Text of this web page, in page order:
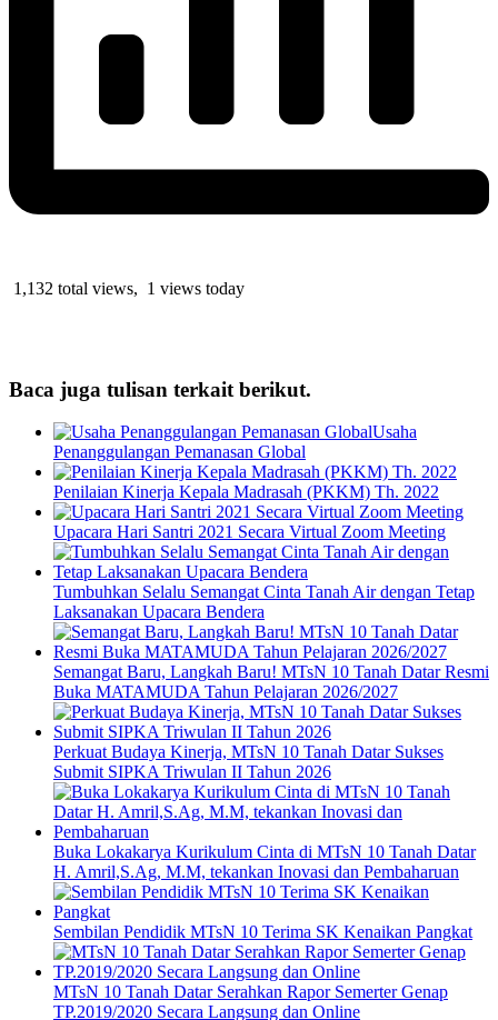
1,132 total views, 1 views today
Baca juga tulisan terkait berikut.
Usaha
Penanggulangan Pemanasan Global
Penilaian Kinerja Kepala Madrasah (PKKM) Th. 2022
Upacara Hari Santri 2021 Secara Virtual Zoom Meeting
Tumbuhkan Selalu Semangat Cinta Tanah Air dengan Tetap
Laksanakan Upacara Bendera
Semangat Baru, Langkah Baru! MTsN 10 Tanah Datar Resmi
Buka MATAMUDA Tahun Pelajaran 2026/2027
Perkuat Budaya Kinerja, MTsN 10 Tanah Datar Sukses
Submit SIPKA Triwulan II Tahun 2026
Buka Lokakarya Kurikulum Cinta di MTsN 10 Tanah Datar
H. Amril,S.Ag, M.M, tekankan Inovasi dan Pembaharuan
Sembilan Pendidik MTsN 10 Terima SK Kenaikan Pangkat
MTsN 10 Tanah Datar Serahkan Rapor Semerter Genap
TP.2019/2020 Secara Langsung dan Online